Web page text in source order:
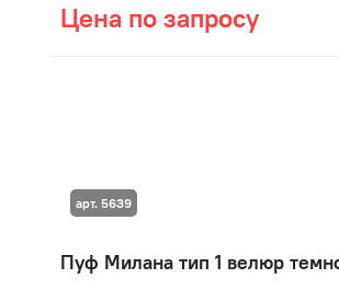
Цена по запросу
Пуф Милана тип 1 велюр
арт. 5639